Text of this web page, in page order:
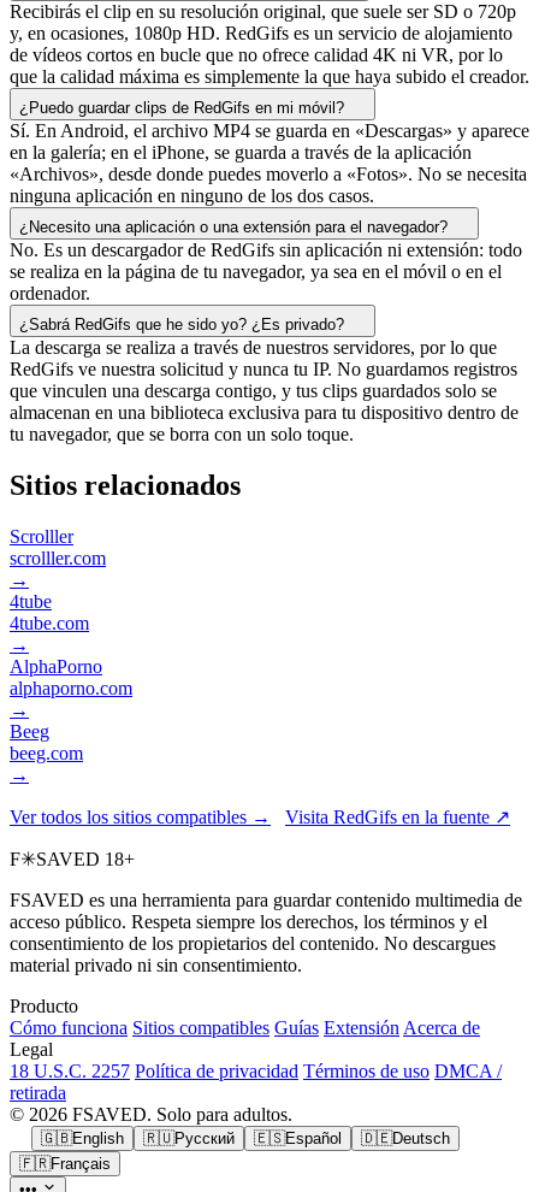
Recibirás el clip en su resolución original, que suele ser SD o 720p
y, en ocasiones, 1080p HD. RedGifs es un servicio de alojamiento
de vídeos cortos en bucle que no ofrece calidad 4K ni VR, por lo
que la calidad máxima es simplemente la que haya subido el creador.
¿Puedo guardar clips de RedGifs en mi móvil?
Sí. En Android, el archivo MP4 se guarda en «Descargas» y aparece
en la galería; en el iPhone, se guarda a través de la aplicación
«Archivos», desde donde puedes moverlo a «Fotos». No se necesita
ninguna aplicación en ninguno de los dos casos.
¿Necesito una aplicación o una extensión para el navegador?
No. Es un descargador de RedGifs sin aplicación ni extensión: todo
se realiza en la página de tu navegador, ya sea en el móvil o en el
ordenador.
¿Sabrá RedGifs que he sido yo? ¿Es privado?
La descarga se realiza a través de nuestros servidores, por lo que
RedGifs ve nuestra solicitud y nunca tu IP. No guardamos registros
que vinculen una descarga contigo, y tus clips guardados solo se
almacenan en una biblioteca exclusiva para tu dispositivo dentro de
tu navegador, que se borra con un solo toque.
Sitios relacionados
Scrolller
scrolller.com
→
4tube
4tube.com
→
AlphaPorno
alphaporno.com
→
Beeg
beeg.com
→
Ver todos los sitios compatibles → Visita RedGifs en la fuente ↗
F✳SAVED 18+
FSAVED es una herramienta para guardar contenido multimedia de
acceso público. Respeta siempre los derechos, los términos y el
consentimiento de los propietarios del contenido. No descargues
material privado ni sin consentimiento.
Producto
Cómo funciona Sitios compatibles Guías Extensión Acerca de
Legal
18 U.S.C. 2257 Política de privacidad Términos de uso DMCA /
retirada
© 2026 FSAVED. Solo para adultos.
🇬🇧English 🇷🇺Русский 🇪🇸Español 🇩🇪Deutsch
🇫🇷Français